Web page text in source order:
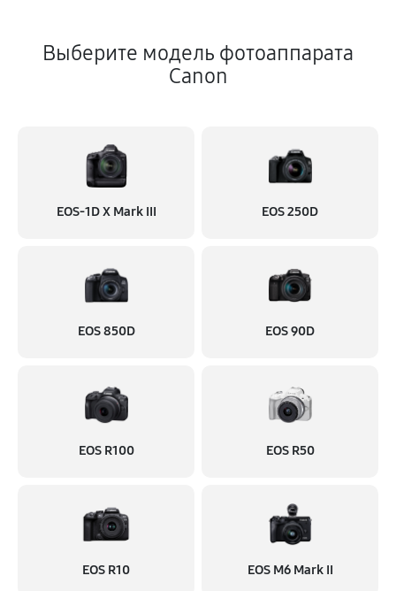
Выберите модель фотоаппарата
Canon
EOS‑1D X Mark III EOS 250D
EOS 850D EOS 90D
EOS R100 EOS R50
EOS R10 EOS M6 Mark II